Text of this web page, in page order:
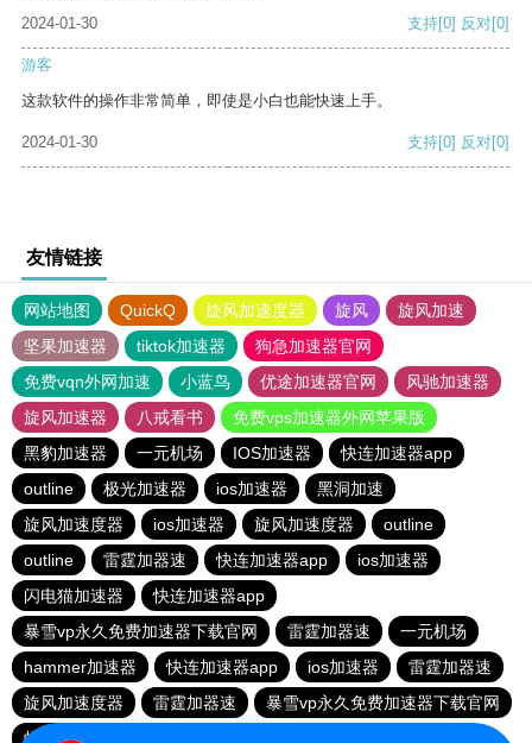
2024-01-30
支持[0] 反对[0]
游客
这款软件的操作非常简单，即使是小白也能快速上手。
2024-01-30 支持[0] 反对[0]
友情链接
网站地图 QuickQ 旋风加速度器 旋风
旋风加速
坚果加速器
tiktok加速器
狗急加速器官网
免费vqn外网加速
小蓝鸟 优途加速器官网
风驰加速器
旋风加速器
八戒看书
免费vps加速器外网苹果版
黑豹加速器
一元机场 IOS加速器
快连加速器app
outline
极光加速器 ios加速器
黑洞加速
旋风加速度器
ios加速器 旋风加速度器
outline
outline
雷霆加器速 快连加速器app
ios加速器
闪电猫加速器
快连加速器app
暴雪vp永久免费加速器下载官网
雷霆加器速
一元机场
hammer加速器
快连加速器app ios加速器
雷霆加器速
旋风加速度器
雷霆加器速
暴雪vp永久免费加速器下载官网
蚂蚁加速npv下载官网ios